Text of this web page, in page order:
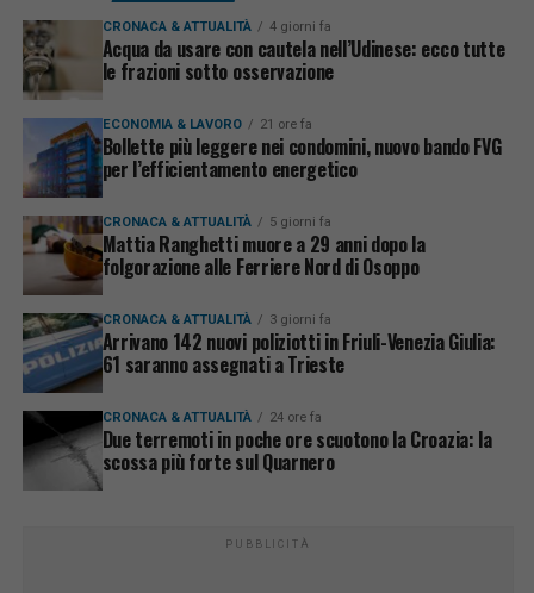
CRONACA & ATTUALITÀ 4 giorni fa
Acqua da usare con cautela nell’Udinese: ecco tutte
le frazioni sotto osservazione
ECONOMIA & LAVORO 21 ore fa
Bollette più leggere nei condomini, nuovo bando FVG
per l’efficientamento energetico
CRONACA & ATTUALITÀ 5 giorni fa
Mattia Ranghetti muore a 29 anni dopo la
folgorazione alle Ferriere Nord di Osoppo
CRONACA & ATTUALITÀ 3 giorni fa
Arrivano 142 nuovi poliziotti in Friuli-Venezia Giulia:
61 saranno assegnati a Trieste
CRONACA & ATTUALITÀ 24 ore fa
Due terremoti in poche ore scuotono la Croazia: la
scossa più forte sul Quarnero
PUBBLICITÀ